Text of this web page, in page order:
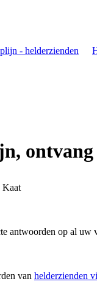
Kaat
antwoorden op al uw
van helderzienden